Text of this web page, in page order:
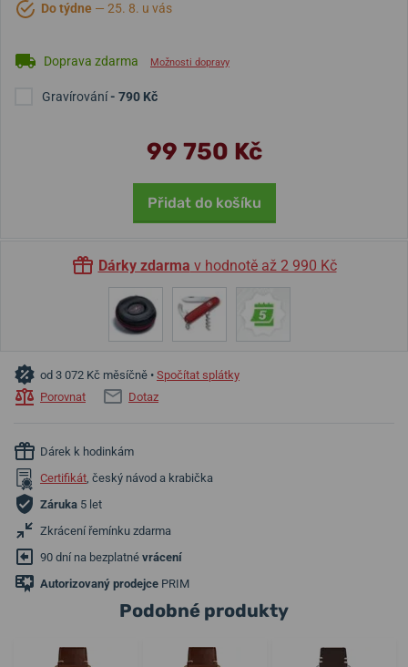
Do týdne — 25. 8. u vás
Doprava zdarma Možnosti dopravy
Gravírování- 790 Kč
99 750 Kč
Přidat do košíku
Dárky zdarma v hodnotě až 2 990 Kč
od 3 072 Kč měsíčně • Spočítat splátky
Porovnat
Dotaz
Dárek k hodinkám
Certifikát, český návod a krabička
Záruka 5 let
Zkrácení řemínku zdarma
90 dní na bezplatné vrácení
Autorizovaný prodejce PRIM
Podobné produkty